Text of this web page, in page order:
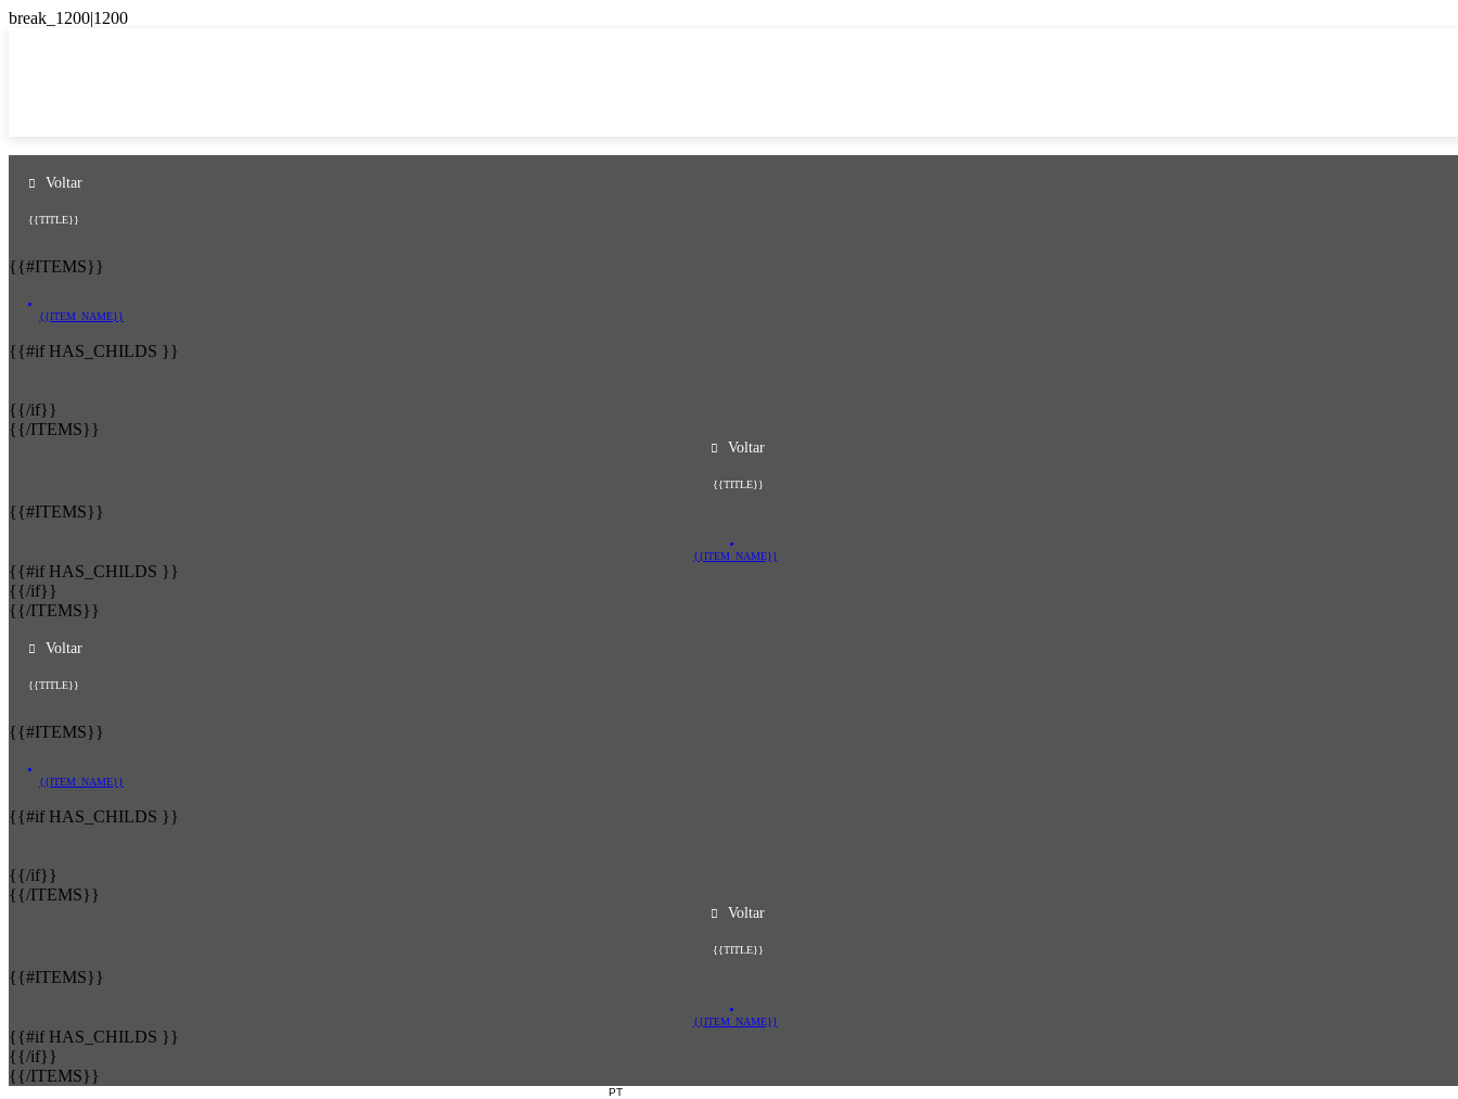
Voltar
{{TITLE}}
{{#ITEMS}}
{{ITEM_NAME}}
{{#if HAS_CHILDS }}
{{/if}}
{{/ITEMS}}
Voltar
{{TITLE}}
{{#ITEMS}}
{{ITEM_NAME}}
{{#if HAS_CHILDS }}
{{/if}}
{{/ITEMS}}
Voltar
{{TITLE}}
{{#ITEMS}}
{{ITEM_NAME}}
{{#if HAS_CHILDS }}
{{/if}}
{{/ITEMS}}
Voltar
{{TITLE}}
{{#ITEMS}}
{{ITEM_NAME}}
{{#if HAS_CHILDS }}
{{/if}}
{{/ITEMS}}
PT